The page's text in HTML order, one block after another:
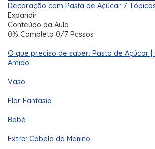
Decoração com Pasta de Açúcar 7 Tópicos
Expandir
Conteúdo da Aula
0% Completo 0/7 Passos
O que preciso de saber: Pasta de Açúcar |
Amido
Vaso
Flor Fantasia
Bebé
Extra: Cabelo de Menino